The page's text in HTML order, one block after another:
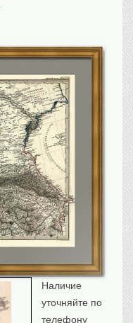
Наличие
уточняйте по
телефону